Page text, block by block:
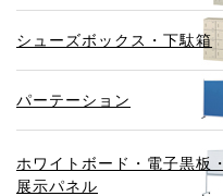
シューズボックス・下駄箱
パーテーション
ホワイトボード・電子黒板・
展示パネル